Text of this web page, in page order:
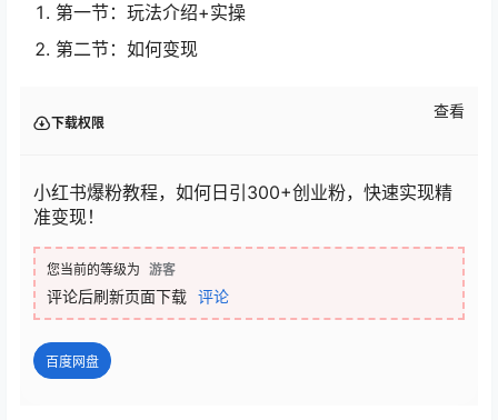
第一节：玩法介绍+实操
第二节：如何变现
下载权限
查看
小红书爆粉教程，如何日引300+创业粉，快速实现精
准变现！
您当前的等级为 游客
评论后刷新页面下载 评论
百度网盘